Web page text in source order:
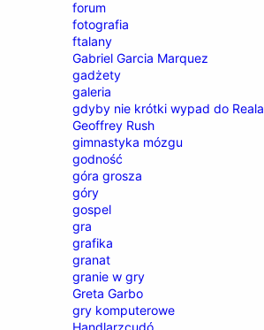
forum
fotografia
ftalany
Gabriel Garcia Marquez
gadżety
galeria
gdyby nie krótki wypad do Reala
Geoffrey Rush
gimnastyka mózgu
godność
góra grosza
góry
gospel
gra
grafika
granat
granie w gry
Greta Garbo
gry komputerowe
Handlarzcudó